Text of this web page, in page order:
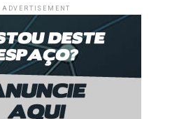
ADVERTISEMENT